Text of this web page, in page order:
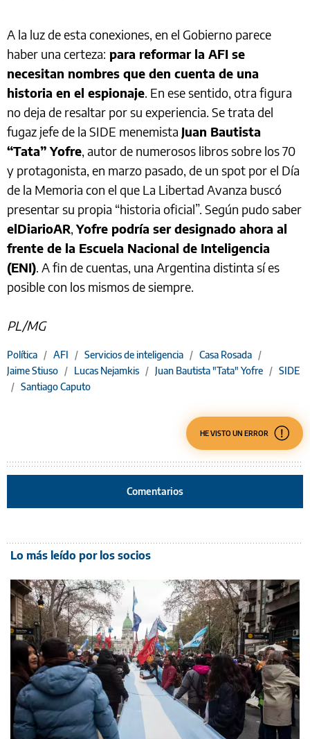
A la luz de esta conexiones, en el Gobierno parece
haber una certeza: para reformar la AFI se
necesitan nombres que den cuenta de una
historia en el espionaje . En ese sentido, otra figura
no deja de resaltar por su experiencia. Se trata del
fugaz jefe de la SIDE menemista Juan Bautista
“Tata” Yofre , autor de numerosos libros sobre los 70
y protagonista, en marzo pasado, de un spot por el Día
de la Memoria con el que La Libertad Avanza buscó
presentar su propia “historia oficial”. Según pudo saber
elDiarioAR ,Yofre podría ser designado ahora al
frente de la Escuela Nacional de Inteligencia
(ENI) . A fin de cuentas, una Argentina distinta sí es
posible con los mismos de siempre.
PL/MG
Política / AFI / Servicios de inteligencia / Casa Rosada /
Jaime Stiuso / Lucas Nejamkis / Juan Bautista "Tata" Yofre / SIDE
/ Santiago Caputo
HE VISTO UN ERROR
Comentarios
Lo más leído por los socios